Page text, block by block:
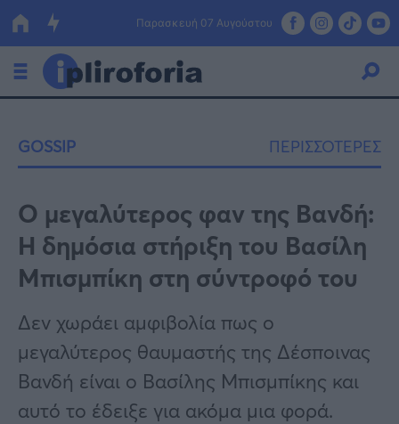
Παρασκευή 07 Αυγούστου
Οικονομία
Πολιτική
Τράπεζες
Επιδοτήσεις
ΕΣΠΑ
Κόσμος
Lifestyle
Αθλητικά
Υγεία
GOSSIP ΠΕΡΙΣΣΟΤΕΡΕΣ
Ο μεγαλύτερος φαν της Βανδή:
Η δημόσια στήριξη του Βασίλη
Μπισμπίκη στη σύντροφό του
Δεν χωράει αμφιβολία πως ο
μεγαλύτερος θαυμαστής της Δέσποινας
Βανδή είναι ο Βασίλης Μπισμπίκης και
αυτό το έδειξε για ακόμα μια φορά.